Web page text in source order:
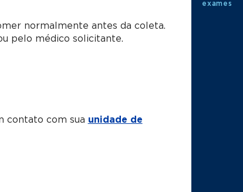
normalmente antes da coleta.
pelo médico solicitante.
contato com sua unidade de
exames